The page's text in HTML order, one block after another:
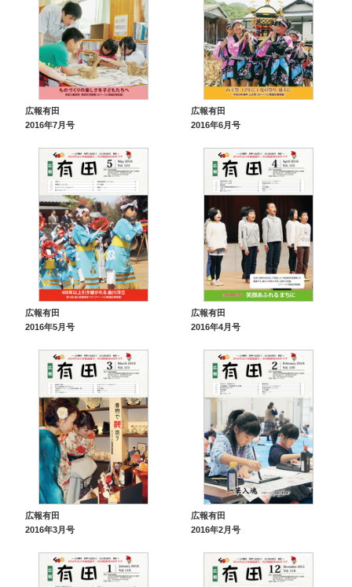
広報有田
2016年7月号
広報有田
2016年6月号
広報有田
2016年5月号
広報有田
2016年4月号
広報有田
2016年3月号
広報有田
2016年2月号